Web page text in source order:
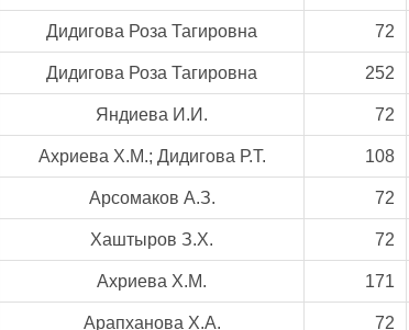
Дидигова Роза Тагировна 72
Дидигова Роза Тагировна 252
Яндиева И.И. 72
Ахриева Х.М.; Дидигова Р.Т. 108
Арсомаков А.З. 72
Хаштыров З.Х. 72
Ахриева Х.М. 171
Арапханова Х.А. 72